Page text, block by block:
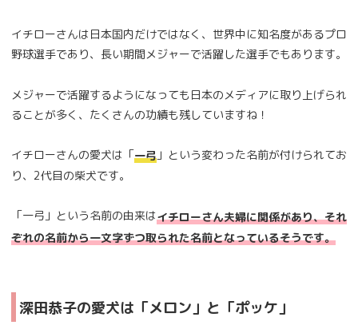
イチローさんは日本国内だけではなく、世界中に知名度があるプロ
野球選手であり、長い期間メジャーで活躍した選手でもあります。
メジャーで活躍するようになっても日本のメディアに取り上げられ
ることが多く、たくさんの功績も残していますね！
イチローさんの愛犬は「一弓 」という変わった名前が付けられてお
り、2代目の柴犬です。
「一弓」という名前の由来はイチローさん夫婦に関係があり、それ
ぞれの名前から一文字ずつ取られた名前となっているそうです。
深田恭子の愛犬は「メロン」と「ポッケ」